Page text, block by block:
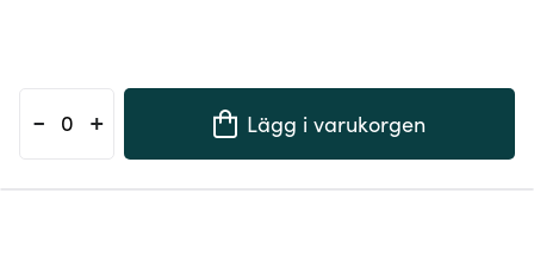
- + Lägg i varukorgen